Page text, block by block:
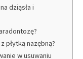
dziąsła i
płytką nazębną?
w usuwaniu